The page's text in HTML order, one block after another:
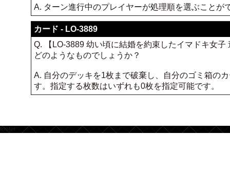
A. ターン進行中のプレイヤーが処理順を選ぶことが
カード - LO-3889
Q. 【LO-3889 幼い頃に結婚を約束したイマドキ女
どのようなものでしょうか？
A. 自分のデッキを1枚まで破棄し、自分のゴミ箱の
す。指定する枚数はいずれも0枚を指定可能です。
footer